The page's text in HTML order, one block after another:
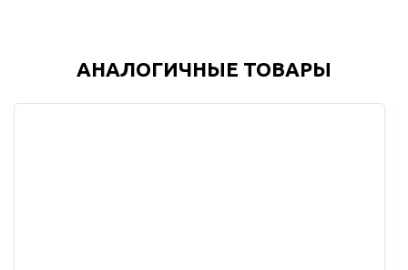
АНАЛОГИЧНЫЕ ТОВАРЫ